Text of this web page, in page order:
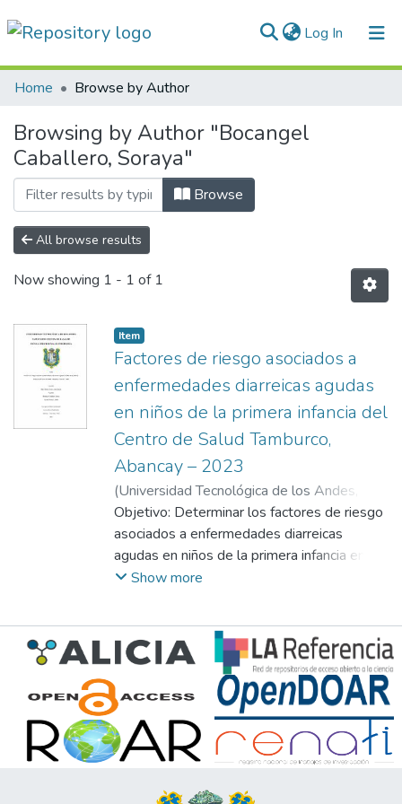
Log In (current)
Communities & Collections
All of DSpace
Normativas
Home Browse by Author
Browsing by Author "Bocangel
Caballero, Soraya"
Browse
All browse results
Now showing 1 - 1 of 1
Item
Factores de riesgo asociados a
enfermedades diarreicas agudas
en niños de la primera infancia del
Centro de Salud Tamburco,
Abancay – 2023
(Universidad Tecnológica de los Andes
2025-10 )Bocangel Caballero, Soraya;
Caceres Gomez, Judith;Serrano Utani, Juana
Regina
Objetivo: Determinar los factores de riesgo
asociados a enfermedades diarreicas
agudas en niños de la primera infancia en el
Centro de Salud Tamburco, Abancay –
un diseño no experimental, transversal de
casos y control. La población estuvo
compuesta por 160 niños de la primera
infancia, divididos equitativamente en dos
grupos: casos y controles, con 80 individuos
en cada grupo. Se analizaron historias
clínicas y se aplicaron encuestas a las
madres de familia. Resultados: Se
Show more